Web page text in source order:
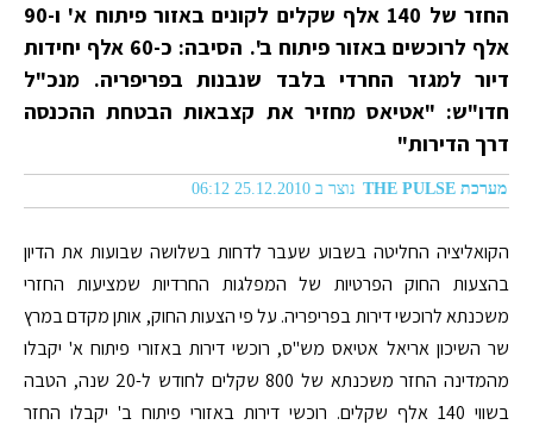
החזר של 140 אלף שקלים לקונים באזור פיתוח א' ו-90
אלף לרוכשים באזור פיתוח ב'. הסיבה: כ-60 אלף יחידות
דיור למגזר החרדי בלבד שנבנות בפריפריה. מנכ"ל
חדו"ש: "אטיאס מחזיר את קצבאות הבטחת ההכנסה
דרך הדירות"
מערכת THE PULSE נוצר ב 25.12.2010 06:12
הקואליציה החליטה בשבוע שעבר לדחות בשלושה שבועות את הדיון
בהצעות החוק הפרטיות של המפלגות החרדיות שמציעות החזרי
משכנתא לרוכשי דירות בפריפריה. על פי הצעות החוק, אותן מקדם במרץ
שר השיכון אריאל אטיאס מש"ס, רוכשי דירות באזורי פיתוח א' יקבלו
מהמדינה החזר משכנתא של 800 שקלים לחודש ל-20 שנה, הטבה
בשווי 140 אלף שקלים. רוכשי דירות באזורי פיתוח ב' יקבלו החזר